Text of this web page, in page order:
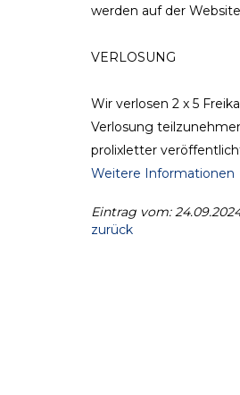
werden auf der
VERLOSUNG
Wir verlosen 2 x 5
Verlosung
prolixletter
Weitere Informationen
Eintrag vom:
zurück